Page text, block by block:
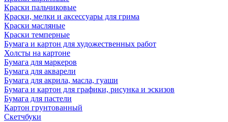
Краски пальчиковые
Краски, мелки и аксессуары для грима
Краски масляные
Краски темперные
Бумага и картон для художественных работ
Холсты на картоне
Бумага для маркеров
Бумага для акварели
Бумага для акрила, масла, гуаши
Бумага и картон для графики, рисунка и эскизов
Бумага для пастели
Картон грунтованный
Скетчбуки